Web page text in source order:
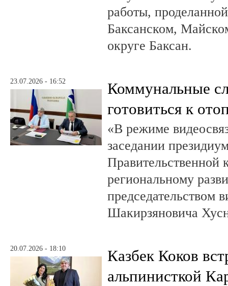
работы,
Баксанском,
округе Баксан.
23.07.2026 - 16:52
Коммунальные
готовиться к
«В режиме
заседании
Правительственной
региональному
председательством
Шакирзяновича
20.07.2026 - 18:10
Казбек Коков
альпинисткой